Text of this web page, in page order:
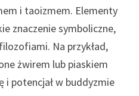
i taoizmem. Elementy
znaczenie symboliczne,
Na przykład,
żwirem lub piaskiem
i potencjał w buddyzmie